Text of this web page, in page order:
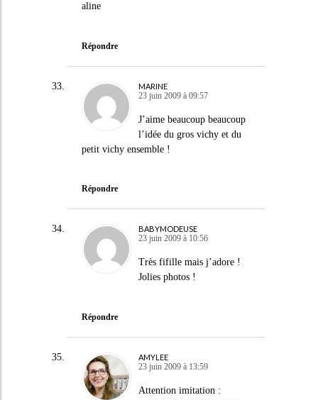
aline
Répondre
MARINE
23 juin 2009 à 09:57
J’aime beaucoup beaucoup
l’idée du gros vichy et du
petit vichy ensemble !
Répondre
BABYMODEUSE
23 juin 2009 à 10:56
Très fifille mais j’adore !
Jolies photos !
Répondre
AMYLEE
23 juin 2009 à 13:59
Attention imitation :